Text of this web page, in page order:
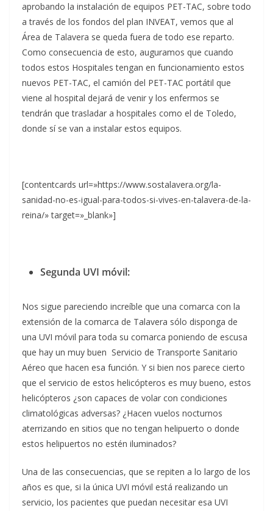
aprobando la instalación de equipos PET-TAC, sobre todo
a través de los fondos del plan INVEAT, vemos que al
Área de Talavera se queda fuera de todo ese reparto.
Como consecuencia de esto, auguramos que cuando
todos estos Hospitales tengan en funcionamiento estos
nuevos PET-TAC, el camión del PET-TAC portátil que
viene al hospital dejará de venir y los enfermos se
tendrán que trasladar a hospitales como el de Toledo,
donde sí se van a instalar estos equipos.
[contentcards url=»https://www.sostalavera.org/la-
sanidad-no-es-igual-para-todos-si-vives-en-talavera-de-la-
reina/» target=»_blank»]
Segunda UVI móvil:
Nos sigue pareciendo increíble que una comarca con la
extensión de la comarca de Talavera sólo disponga de
una UVI móvil para toda su comarca poniendo de escusa
que hay un muy buen Servicio de Transporte Sanitario
Aéreo que hacen esa función. Y si bien nos parece cierto
que el servicio de estos helicópteros es muy bueno, estos
helicópteros ¿son capaces de volar con condiciones
climatológicas adversas? ¿Hacen vuelos nocturnos
aterrizando en sitios que no tengan helipuerto o donde
estos helipuertos no estén iluminados?
Una de las consecuencias, que se repiten a lo largo de los
años es que, si la única UVI móvil está realizando un
servicio, los pacientes que puedan necesitar esa UVI